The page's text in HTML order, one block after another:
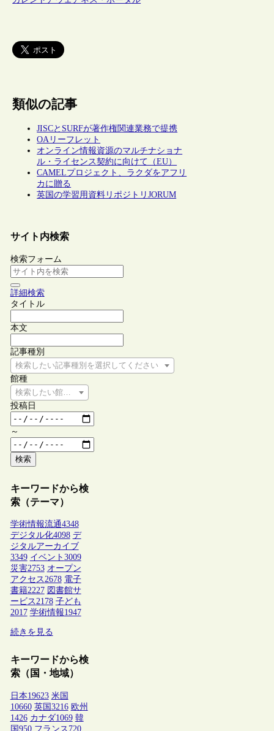
類似の記事
JISCとSURFが著作権関連業務で提携
OAリーフレット
オンライン情報資源のマルチナショナ
ル・ライセンス契約に向けて（EU）
CAMELプロジェクト、ラクダをアフリ
カに贈る
英国の学習用資料リポジトリJORUM
サイト内検索
検索フォーム
詳細検索
タイトル
本文
記事種別
検索したい記事種別を選択してください
館種
検索したい館種を選択してください
投稿日
～
検索
キーワードから検
索（テーマ）
学術情報流通4348
デジタル化4098 デ
ジタルアーカイブ
3349 イベント 3009
災害2753 オープン
アクセス2678 電子
書籍2227 図書館サ
ービス2178 子ども
2017 学術情報1947
続きを見る
キーワードから検
索（国・地域）
日本19623 米国
10660 英国 3216 欧州
1426 カナダ1069 韓
国 950 フランス 720